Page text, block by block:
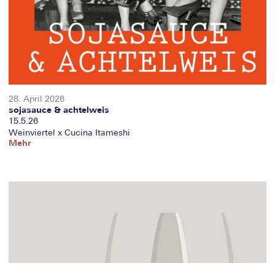
28. April 2026
sojasauce & achtelweis
15.5.26
Weinviertel x Cucina Itameshi
Mehr